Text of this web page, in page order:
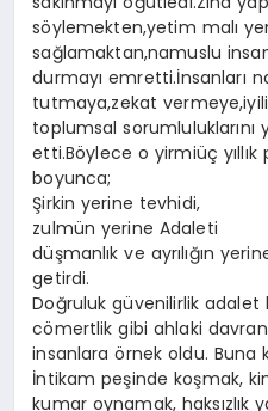
söylemekten,yetim malı
sağlamaktan,namuslu
durmayı emretti.İnsanları
tutmaya,zekat
toplumsal
etti.Böylece o yirmiüç yıllık
boyunca;
Şirkin yerine tevhidi,
zulmün yerine Adaleti
düşmanlık ve ayrılığın
getirdi.
Doğruluk güvenilirlik adalet
cömertlik gibi ahlaki
insanlara örnek oldu. Buna
İntikam peşinde koşmak,
kumar oynamak, haksızlık